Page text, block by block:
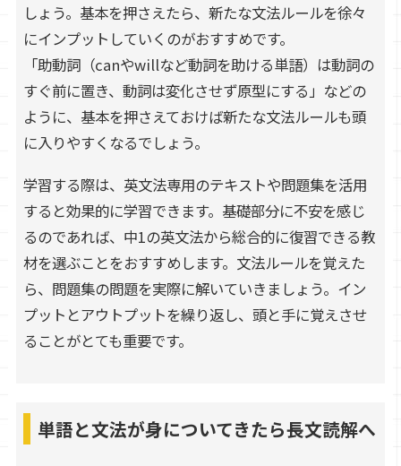
しょう。基本を押さえたら、新たな文法ルールを徐々
にインプットしていくのがおすすめです。
「助動詞（canやwillなど動詞を助ける単語）は動詞の
すぐ前に置き、動詞は変化させず原型にする」などの
ように、基本を押さえておけば新たな文法ルールも頭
に入りやすくなるでしょう。
学習する際は、英文法専用のテキストや問題集を活用
すると効果的に学習できます。基礎部分に不安を感じ
るのであれば、中1の英文法から総合的に復習できる教
材を選ぶことをおすすめします。文法ルールを覚えた
ら、問題集の問題を実際に解いていきましょう。イン
プットとアウトプットを繰り返し、頭と手に覚えさせ
ることがとても重要です。
単語と文法が身についてきたら長文読解へ